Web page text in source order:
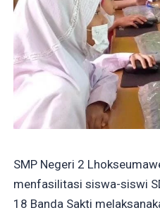
SMP Negeri 2
menfasilitasi siswa-siswi
18 Banda Sakti